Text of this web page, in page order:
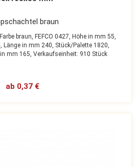
braun
Farbe braun, FEFCO 0427, Höhe in mm 55,
Länge in mm 240, Stück/Palette 1820,
mm 165, Verkaufseinheit: 910 Stück
ab 0,37 €